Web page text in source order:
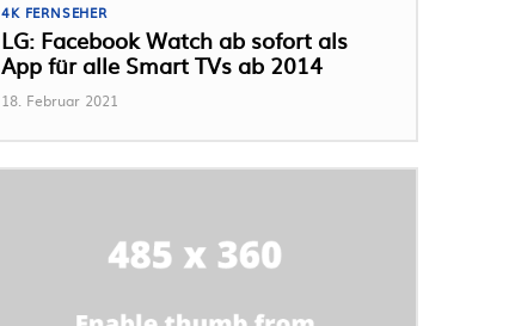
4K FERNSEHER
LG: Facebook Watch ab sofort als
App für alle Smart TVs ab 2014
18. Februar 2021